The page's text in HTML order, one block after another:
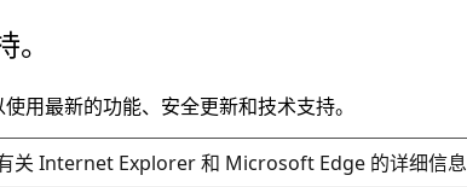
用最新的功能、安全更新和技术支持。
关 Internet Explorer 和 Microsoft Edge 的详细信息